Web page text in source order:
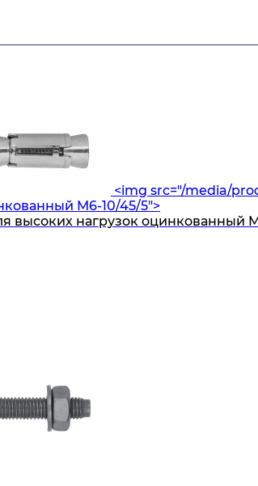
<img src="/media/
M6-10/45/5">
высоких нагрузок оцинкованный